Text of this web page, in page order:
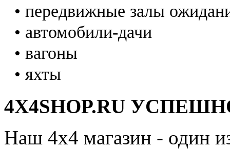
• передвижные залы
• автомобили-дачи
• вагоны
• яхты
4X4SHOP.RU
Наш 4x4 магазин - один